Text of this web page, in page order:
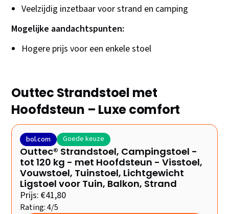
Veelzijdig inzetbaar voor strand en camping
Mogelijke aandachtspunten:
Hogere prijs voor een enkele stoel
Outtec Strandstoel met
Hoofdsteun – Luxe comfort
bol.com Goede keuze
Outtec® Strandstoel, Campingstoel -
tot 120 kg - met Hoofdsteun - Visstoel,
Vouwstoel, Tuinstoel, Lichtgewicht
Ligstoel voor Tuin, Balkon, Strand
Prijs: €41,80
Rating: 4/5